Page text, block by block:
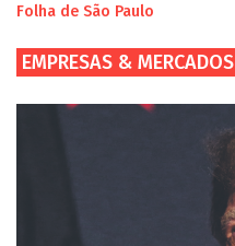
Folha de São Paulo
EMPRESAS & MERCADOS